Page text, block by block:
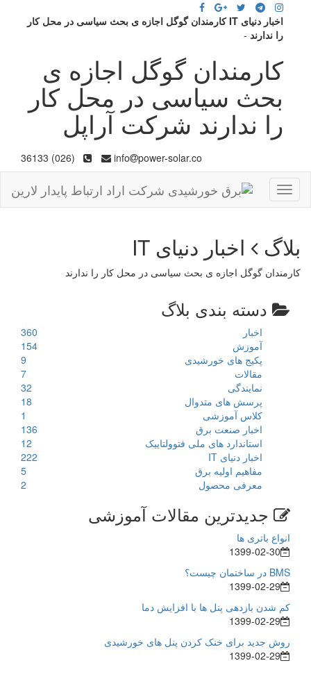
اخبار دنیای IT کارمندان گوگل اجازه ی بحث سیاسی در محل کار
را ندارند -
کارمندان گوگل اجازه ی
بحث سیاسی در محل کار
را ندارند شرکت آراپل
info power-solar.co
(026) 36133
Toggle
navigation
بلاگ اخبار دنیای IT
کارمندان گوگل اجازه ی بحث سیاسی در محل کار را ندارند
دسته بندی بلاگ
اخبار
360
آموزش
154
پکیج های خورشیدی
9
مقالات
7
نمایندگی
32
پرسش های متدوال
18
کلاس آموزشی
1
اخبار صنعت برق
136
استاندارد های ملی فتوولتاییک
12
اخبار دنیای IT
222
مفاهیم اولیه برق
5
معرفی محصول
2
جدیدترین مقالات آموزشی
انواع باتری ها
1399-02-30
BMS در ساختمان چیست؟
1399-02-29
کم شدن بازدهی پنل ها با افزایش دما
1399-02-29
روش جدید برای خنک کردن پنل های خورشیدی
1399-02-29